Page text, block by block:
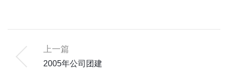
上一篇
2005年公司团建